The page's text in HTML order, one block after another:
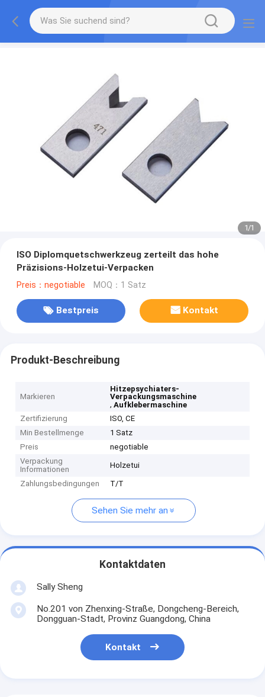
1/1
ISO Diplomquetschwerkzeug zerteilt das hohe
Präzisions-Holzetui-Verpacken
Preis：negotiable MOQ：1 Satz
Bestpreis Kontakt
Produkt-Beschreibung
Markieren
Hitzepsychiaters-
Verpackungsmaschine
,Aufklebermaschine
Zertifizierung
ISO, CE
Min Bestellmenge
1 Satz
Preis
negotiable
Verpackung
Informationen
Holzetui
Zahlungsbedingungen T/T
Sehen Sie mehr an
Kontaktdaten
Sally Sheng
No.201 von Zhenxing-Straße, Dongcheng-Bereich,
Dongguan-Stadt, Provinz Guangdong, China
Kontakt